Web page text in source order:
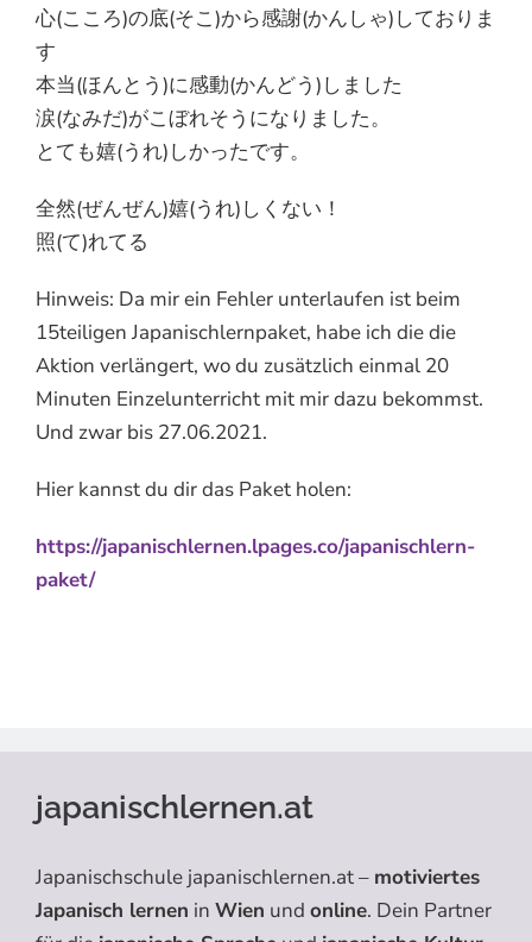
心(こころ)の底(そこ)から感謝(かんしゃ)しておりま
す
本当(ほんとう)に感動(かんどう)しました
涙(なみだ)がこぼれそうになりました。
とても嬉(うれ)しかったです。
全然(ぜんぜん)嬉(うれ)しくない！
照(て)れてる
Hinweis: Da mir ein Fehler unterlaufen ist beim
15teiligen Japanischlernpaket, habe ich die die
Aktion verlängert, wo du zusätzlich einmal 20
Minuten Einzelunterricht mit mir dazu bekommst.
Und zwar bis 27.06.2021.
Hier kannst du dir das Paket holen:
https://japanischlernen.lpages.co/japanischlern-
paket/
japanischlernen.at
Japanischschule japanischlernen.at – motiviertes
Japanisch lernen in Wien und online. Dein Partner